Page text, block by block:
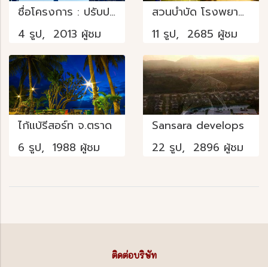
ชื่อโครงการ : ปรับปรุงไฟถนนภายในพื้นที่ โรงไฟฟ้ากัลฟ์
4 รูป, 2013 ผู้ชม
สวนบำบัด โรงพยาบาลรามาธิบดี
11 รูป, 2685 ผู้ชม
ไก้แบ้รีสอร์ท จ.ตราด
6 รูป, 1988 ผู้ชม
Sansara develops
22 รูป, 2896 ผู้ชม
ติดต่อบริษัท